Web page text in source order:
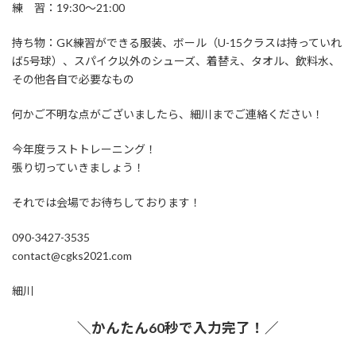
練 習：19:30～21:00
持ち物：GK練習ができる服装、ボール（U-15クラスは持っていれ
ば5号球）、スパイク以外のシューズ、着替え、タオル、飲料水、
その他各自で必要なもの
何かご不明な点がございましたら、細川までご連絡ください！
今年度ラストトレーニング！
張り切っていきましょう！
それでは会場でお待ちしております！
090-3427-3535
contact@cgks2021.com
細川
＼かんたん60秒で入力完了！／